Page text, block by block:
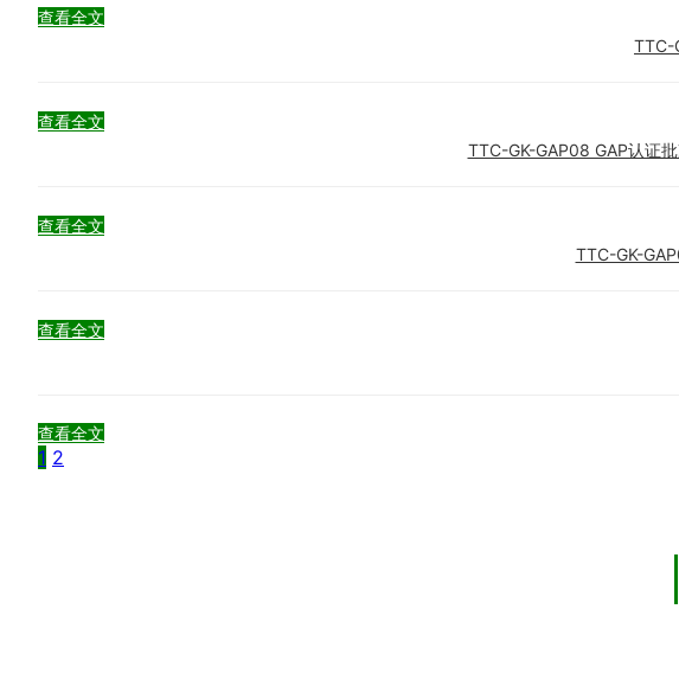
查看全文
TTC-
查看全文
TTC-GK-GAP08 GAP认证
查看全文
TTC-GK-
查看全文
查看全文
1 2